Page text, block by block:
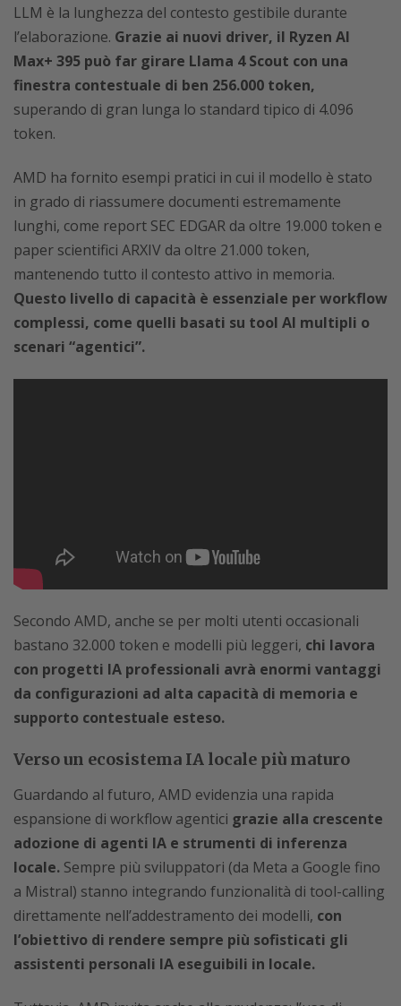
LLM è la lunghezza del contesto gestibile durante
l’elaborazione. Grazie ai nuovi driver, il Ryzen AI
Max+ 395 può far girare Llama 4 Scout con una
finestra contestuale di ben 256.000 token,
superando di gran lunga lo standard tipico di 4.096
token.
AMD ha fornito esempi pratici in cui il modello è stato
in grado di riassumere documenti estremamente
lunghi, come report SEC EDGAR da oltre 19.000 token e
paper scientifici ARXIV da oltre 21.000 token,
mantenendo tutto il contesto attivo in memoria.
Questo livello di capacità è essenziale per workflow
complessi, come quelli basati su tool AI multipli o
scenari “agentici”.
Secondo AMD, anche se per molti utenti occasionali
bastano 32.000 token e modelli più leggeri, chi lavora
con progetti IA professionali avrà enormi vantaggi
da configurazioni ad alta capacità di memoria e
supporto contestuale esteso.
Verso un ecosistema IA locale più maturo
Guardando al futuro, AMD evidenzia una rapida
espansione di workflow agentici grazie alla crescente
adozione di agenti IA e strumenti di inferenza
locale. Sempre più sviluppatori (da Meta a Google fino
a Mistral) stanno integrando funzionalità di tool-calling
direttamente nell’addestramento dei modelli, con
l’obiettivo di rendere sempre più sofisticati gli
assistenti personali IA eseguibili in locale.